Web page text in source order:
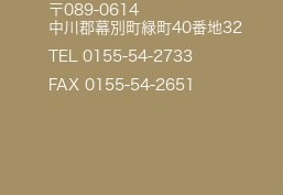
〒089-0614
中川郡幕別町緑町40番地32
TEL 0155-54-2733
FAX 0155-54-2651